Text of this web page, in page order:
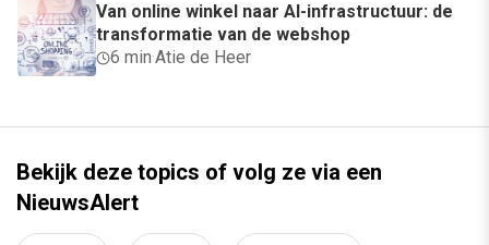
Van online winkel naar AI-infrastructuur: de
transformatie van de webshop
6 min·Atie de Heer
Bekijk deze topics of volg ze via een
NieuwsAlert